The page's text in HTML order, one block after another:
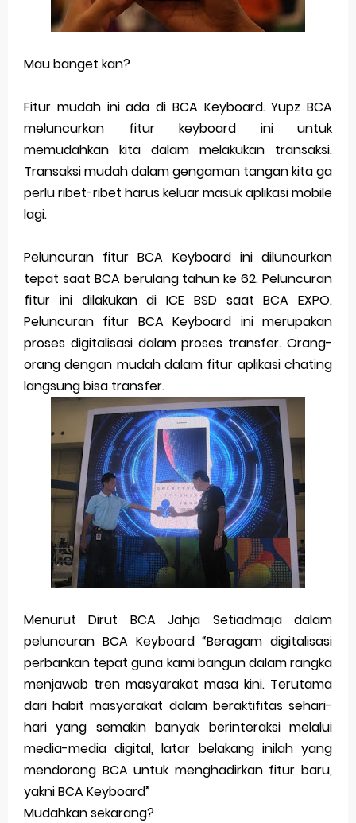
Review Vivo V70: Smartphone Stylish dengan
Performa Seimbang di Kelasnya
Merek Dagang dan Pertumbuhan Usaha
Merek Dagang dalam Strategi Bisnis
Merek Dagang dalam Perusahaan Besar
Merek Dagang dan Investasi
Trademark as a Business Asset
Global Trademark Protection System
Brand Adaptation Across Different Countries
Vivo v70 series: mid-range rasa flagship dengan
kamera zeiss & baterai jumbo
Apple Watch Series 10 vs Samsung Galaxy Watch 7
Review Lengkap 2026
Friday, 7 August
Mau banget kan?
Fitur mudah ini ada di BCA Keyboard. Yupz BCA
meluncurkan fitur keyboard ini untuk
memudahkan kita dalam melakukan transaksi.
Transaksi mudah dalam gengaman tangan kita ga
perlu ribet-ribet harus keluar masuk aplikasi mobile
lagi.
Peluncuran fitur BCA Keyboard ini diluncurkan
tepat saat BCA berulang tahun ke 62. Peluncuran
fitur ini dilakukan di ICE BSD saat BCA EXPO.
Peluncuran fitur BCA Keyboard ini merupakan
proses digitalisasi dalam proses transfer. Orang-
orang dengan mudah dalam fitur aplikasi chating
langsung bisa transfer.
Menurut Dirut BCA Jahja Setiadmaja dalam
peluncuran BCA Keyboard “Beragam digitalisasi
perbankan tepat guna kami bangun dalam rangka
menjawab tren masyarakat masa kini. Terutama
dari habit masyarakat dalam beraktifitas sehari-
hari yang semakin banyak berinteraksi melalui
media-media digital, latar belakang inilah yang
mendorong BCA untuk menghadirkan fitur baru,
yakni BCA Keyboard”
Mudahkan sekarang?